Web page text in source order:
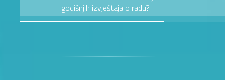
godišnjih izvještaja o radu?